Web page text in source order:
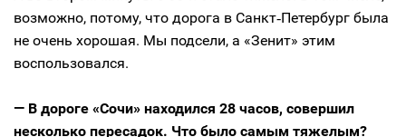
возможно, потому, что дорога в Санкт‑Петербург была
не очень хорошая. Мы подсели, а «Зенит» этим
воспользовался.
— В дороге «Сочи» находился 28 часов, совершил
несколько пересадок. Что было самым тяжелым?